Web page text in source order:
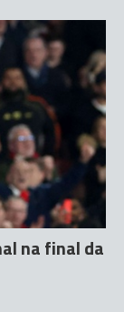
na final da